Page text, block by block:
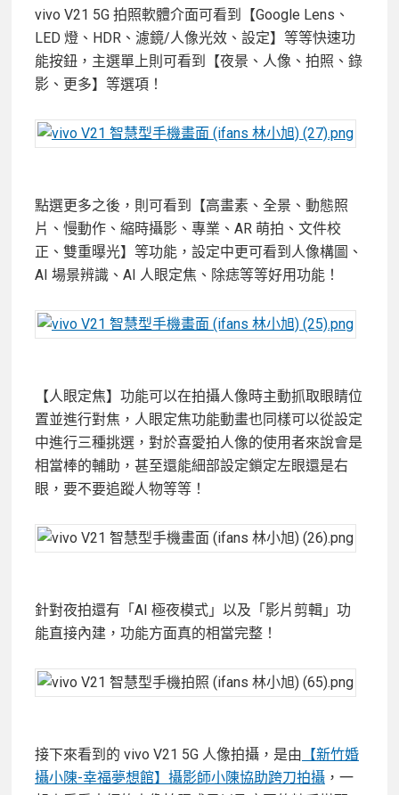
vivo V21 5G 拍照軟體介面可看到【Google Lens、
LED 燈、HDR、濾鏡/人像光效、設定】等等快速功
能按鈕，主選單上則可看到【夜景、人像、拍照、錄
影、更多】等選項！
點選更多之後，則可看到【高畫素、全景、動態照
片、慢動作、縮時攝影、專業、AR 萌拍、文件校
正、雙重曝光】等功能，設定中更可看到人像構圖、
AI 場景辨識、AI 人眼定焦、除痣等等好用功能！
【人眼定焦】功能可以在拍攝人像時主動抓取眼睛位
置並進行對焦，人眼定焦功能動畫也同樣可以從設定
中進行三種挑選，對於喜愛拍人像的使用者來說會是
相當棒的輔助，甚至還能細部設定鎖定左眼還是右
眼，要不要追蹤人物等等！
針對夜拍還有「AI 極夜模式」以及「影片剪輯」功
能直接內建，功能方面真的相當完整！
接下來看到的 vivo V21 5G 人像拍攝，是由 【新竹婚
攝小陳-幸福夢想館】攝影師小陳協助跨刀拍攝 ，一